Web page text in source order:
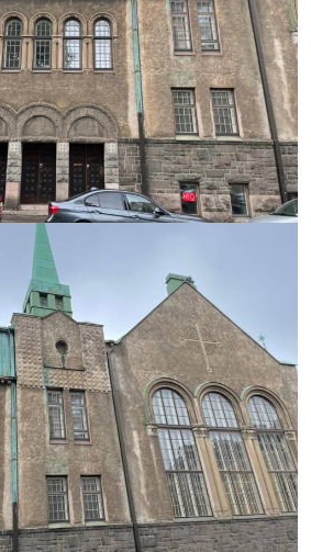
20251212-
WA0003.jpg